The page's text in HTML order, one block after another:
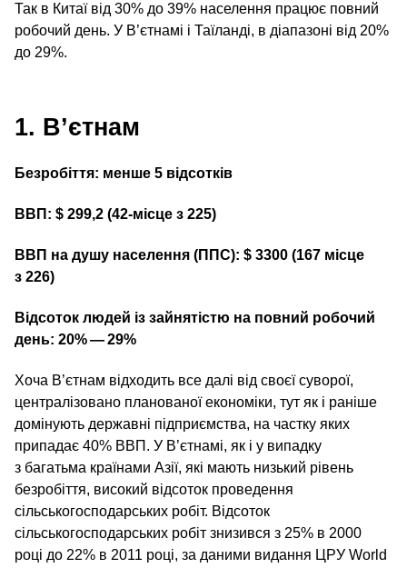
Так в Китаї від 30% до 39% населення працює повний
робочий день. У В’єтнамі і Таїланді, в діапазоні від 20%
до 29%.
1. В’єтнам
Безробіття: менше 5 відсотків
ВВП: $ 299,2 (42-місце з 225)
ВВП на душу населення (ППС): $ 3300 (167 місце
з 226)
Відсоток людей із зайнятістю на повний робочий
день: 20% — 29%
Хоча В’єтнам відходить все далі від своєї суворої,
централізовано планованої економіки, тут як і раніше
домінують державні підприємства, на частку яких
припадає 40% ВВП. У В’єтнамі, як і у випадку
з багатьма країнами Азії, які мають низький рівень
безробіття, високий відсоток проведення
сільськогосподарських робіт. Відсоток
сільськогосподарських робіт знизився з 25% в 2000
році до 22% в 2011 році, за даними видання ЦРУ World